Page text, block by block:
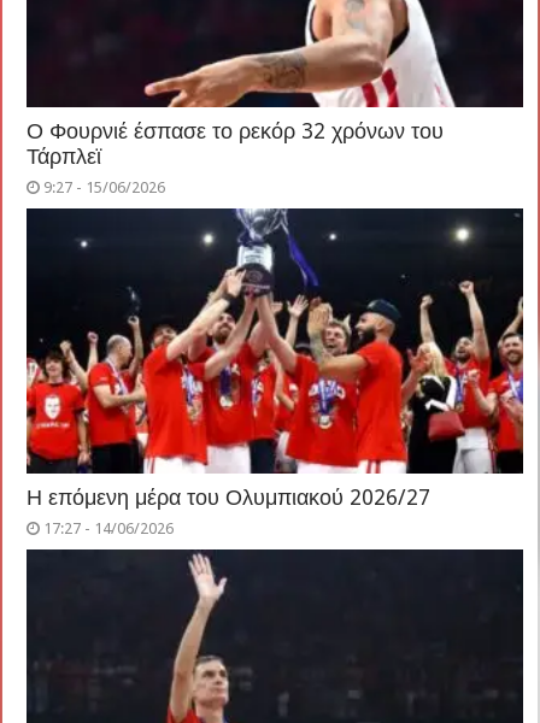
Ο Φουρνιέ έσπασε το ρεκόρ 32 χρόνων του
Τάρπλεϊ
9:27 - 15/06/2026
Η επόμενη μέρα του Ολυμπιακού 2026/27
17:27 - 14/06/2026